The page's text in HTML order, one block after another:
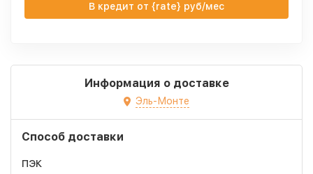
В кредит от {rate} руб/мес
Информация о доставке
Эль-Монте
Способ доставки
ПЭК